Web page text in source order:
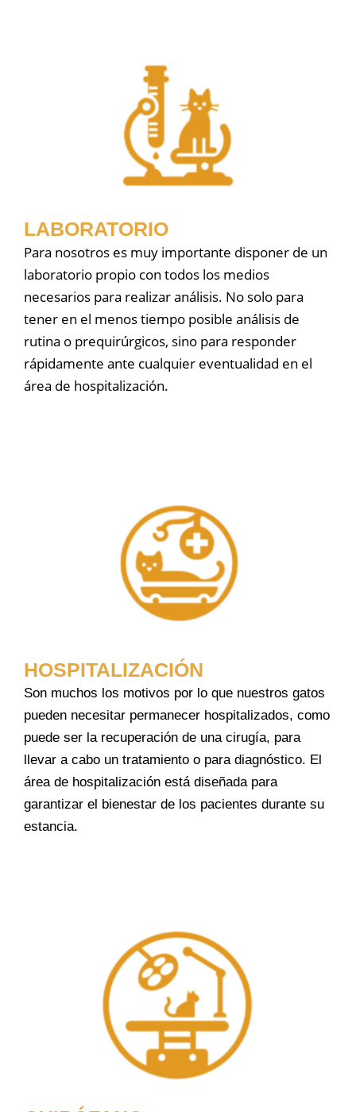
LABORATORIO
Para nosotros es muy importante disponer de un
laboratorio propio con todos los medios
necesarios para realizar análisis. No solo para
tener en el menos tiempo posible análisis de
rutina o prequirúrgicos, sino para responder
rápidamente ante cualquier eventualidad en el
área de hospitalización.
HOSPITALIZACIÓN
Son muchos los motivos por lo que nuestros gatos
pueden necesitar permanecer hospitalizados, como
puede ser la recuperación de una cirugía, para
llevar a cabo un tratamiento o para diagnóstico. El
área de hospitalización está diseñada para
garantizar el bienestar de los pacientes durante su
estancia.